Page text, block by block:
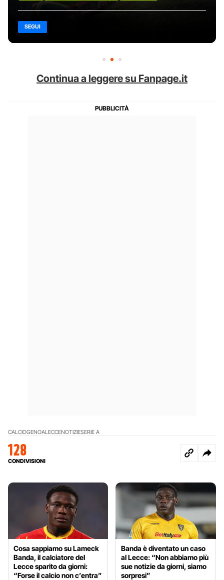
SEGUI
Continua a leggere su Fanpage.it
CALCIOGENOALECCENOTIZIESERIE A
128
CONDIVISIONI
Cosa sappiamo su Lameck
Banda, il calciatore del
Lecce sparito da giorni:
“Forse il calcio non c’entra”
Banda è diventato un caso
al Lecce: “Non abbiamo più
sue notizie da giorni, siamo
sorpresi”